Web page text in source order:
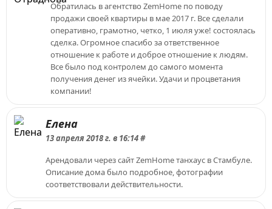
Обратилась в агентство ZemHome по поводу
продажи своей квартиры в мае 2017 г. Все сделали
оперативно, грамотно, четко, 1 июля уже! состоялась
сделка. Огромное спасибо за ответственное
отношение к работе и доброе отношение к людям.
Все было под контролем до самого момента
получения денег из ячейки. Удачи и процветания
компании!
Елена
13 апреля 2018 г. в 16:14 #
Арендовали через сайт ZemHome танхаус в Стамбуле.
Описание дома было подробное, фотографии
соответствовали действительности.